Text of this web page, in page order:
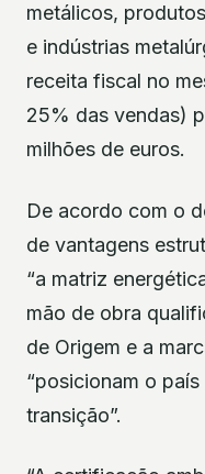
metálicos,
e indústrias
receita fiscal no
25% das vendas)
milhões de euros.
De acordo com o
de vantagens
“a matriz
mão de obra
de Origem e a
“posicionam o
transição”.